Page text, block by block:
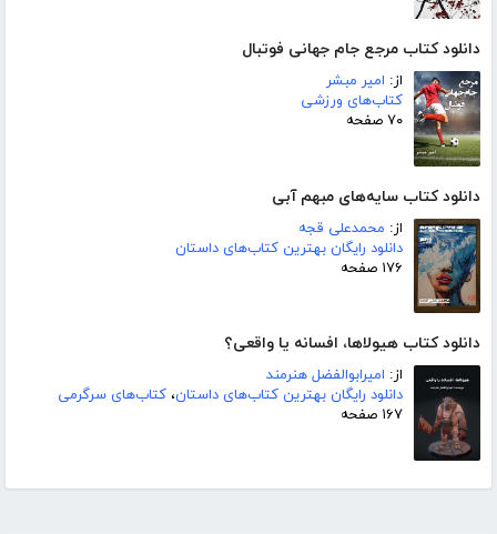
دانلود کتاب مرجع جام جهانی فوتبال
از: امیر مبشر
کتاب‌های ورزشی
۷۰ صفحه
دانلود کتاب سایه‌های مبهم آبی
از: محمدعلی قجه
دانلود رایگان بهترین کتاب‌های داستان
۱۷۶ صفحه
دانلود کتاب هیولاها، افسانه یا واقعی؟
از: امیرابوالفضل هنرمند
دانلود رایگان بهترین کتاب‌های داستان، کتاب‌های سرگرمی
۱۶۷ صفحه